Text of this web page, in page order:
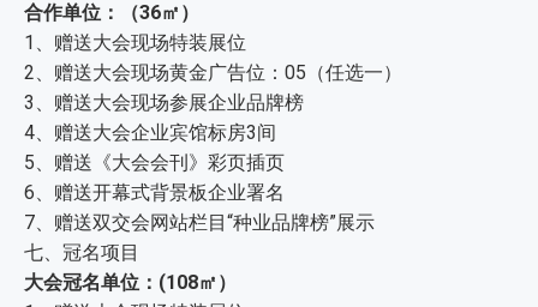
合作单位：（36㎡）
1、赠送大会现场特装展位
2、赠送大会现场黄金广告位：05（任选一）
3、赠送大会现场参展企业品牌榜
4、赠送大会企业宾馆标房3间
5、赠送《大会会刊》彩页插页
6、赠送开幕式背景板企业署名
7、赠送双交会网站栏目“种业品牌榜”展示
七、冠名项目
大会冠名单位：(108㎡）